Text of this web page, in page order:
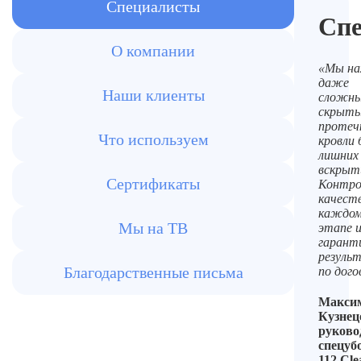
Специалисты
О компании
Наши клиенты
Что используем
Сертификаты
Мы на ТВ
Благодарственные письма
«Мы
даже
кровли
лишних
этапе и
по